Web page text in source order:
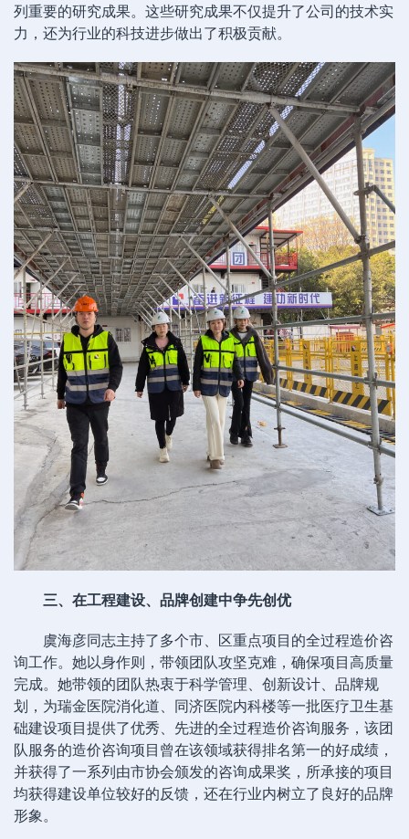
列重要的研究成果。这些研究成果不仅提升了公司的技术实
力，还为行业的科技进步做出了积极贡献。
三、在工程建设、品牌创建中争先创优
虞海彦同志主持了多个市、区重点项目的全过程造价咨
询工作。她以身作则，带领团队攻坚克难，确保项目高质量
完成。她带领的团队热衷于科学管理、创新设计、品牌规
划，为瑞金医院消化道、同济医院内科楼等一批医疗卫生基
础建设项目提供了优秀、先进的全过程造价咨询服务，该团
队服务的造价咨询项目曾在该领域获得排名第一的好成绩，
并获得了一系列由市协会颁发的咨询成果奖，所承接的项目
均获得建设单位较好的反馈，还在行业内树立了良好的品牌
形象。